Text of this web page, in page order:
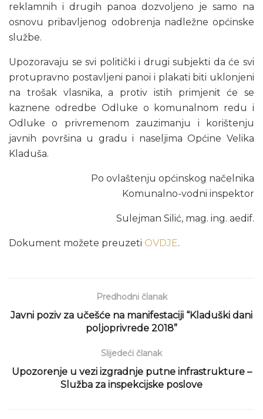
reklamnih i drugih panoa dozvoljeno je samo na
osnovu pribavljenog odobrenja nadležne općinske
službe.
Upozoravaju se svi politički i drugi subjekti da će svi
protupravno postavljeni panoi i plakati biti uklonjeni
na trošak vlasnika, a protiv istih primjenit će se
kaznene odredbe Odluke o komunalnom redu i
Odluke o privremenom zauzimanju i korištenju
javnih površina u gradu i naseljima Općine Velika
Kladuša.
Po ovlaštenju općinskog načelnika
Komunalno-vodni inspektor
Sulejman Silić, mag. ing. aedif.
Dokument možete preuzeti OVDJE.
Predhodni članak
Javni poziv za učešće na manifestaciji “Kladuški dani
poljoprivrede 2018”
Slijedeći članak
Upozorenje u vezi izgradnje putne infrastrukture –
Služba za inspekcijske poslove